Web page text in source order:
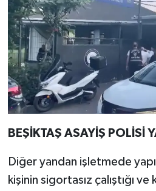
BEŞİKTAŞ ASAYİŞ POLİSİ
Diğer yandan işletmede
kişinin sigortasız çalıştığı